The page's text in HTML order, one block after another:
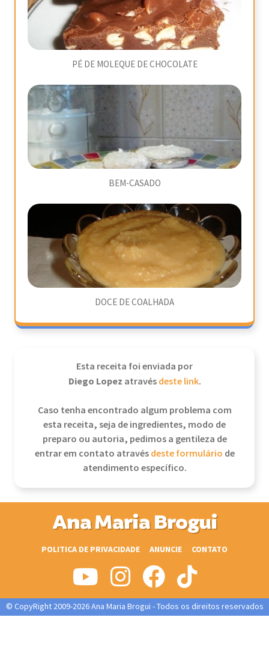
PÉ DE MOLEQUE DE CHOCOLATE
BEM-CASADO
DOCE DE COALHADA
Esta receita foi enviada por
Diego Lopez atravésdeste link.
Caso tenha encontrado algum problema com
esta receita, seja de ingredientes, modo de
preparo ou autoria, pedimos a gentileza de
entrar em contato atravésdeste formulário de
atendimento específico.
Ana Maria Brogui
POLITICA DE PRIVACIDADE ANUNCIE CONTATO
© CopyRight 2009-2026 Ana Maria Brogui - Todos os direitos reservados